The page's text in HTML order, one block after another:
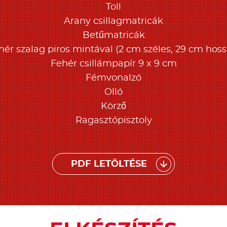
Toll
Arany csillagmatricák
Betűmatricák
szalag piros mintával (2 cm széles, 29 cm
Fehér csillámpapír 9 x 9 cm
Fémvonalzó
Olló
Körző
Ragasztópisztoly
PDF LETÖLTÉSE